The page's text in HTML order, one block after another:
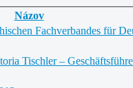
Názov
Fachverbandes für
Tischler –